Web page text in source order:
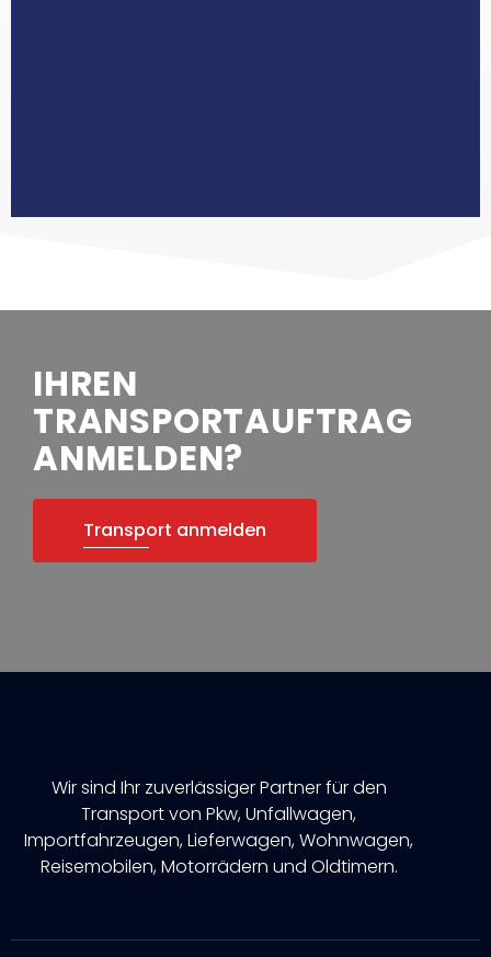
IHREN
TRANSPORTAUFTRAG
ANMELDEN?
Transport anmelden
Wir sind Ihr zuverlässiger Partner für den
Transport von Pkw, Unfallwagen,
Importfahrzeugen, Lieferwagen, Wohnwagen,
Reisemobilen, Motorrädern und Oldtimern.